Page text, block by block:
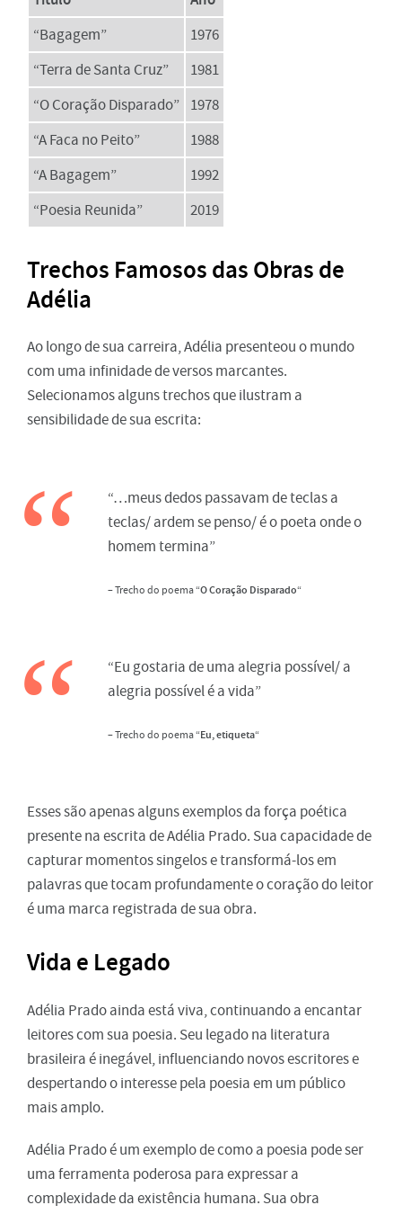
“Bagagem”
1976
“Terra de Santa Cruz”
1981
“O Coração Disparado”
1978
“A Faca no Peito”
1988
“A Bagagem”
1992
“Poesia Reunida”
2019
Trechos Famosos das Obras de
Adélia
Ao longo de sua carreira, Adélia presenteou o mundo
com uma infinidade de versos marcantes.
Selecionamos alguns trechos que ilustram a
sensibilidade de sua escrita:
“…meus dedos passavam de teclas a
teclas/ ardem se penso/ é o poeta onde o
homem termina”
– Trecho do poema “O Coração Disparado“
“Eu gostaria de uma alegria possível/ a
alegria possível é a vida”
– Trecho do poema “Eu, etiqueta“
Esses são apenas alguns exemplos da força poética
presente na escrita de Adélia Prado. Sua capacidade de
capturar momentos singelos e transformá-los em
palavras que tocam profundamente o coração do leitor
é uma marca registrada de sua obra.
Vida e Legado
Adélia Prado ainda está viva, continuando a encantar
leitores com sua poesia. Seu legado na literatura
brasileira é inegável, influenciando novos escritores e
despertando o interesse pela poesia em um público
mais amplo.
Adélia Prado é um exemplo de como a poesia pode ser
uma ferramenta poderosa para expressar a
complexidade da existência humana. Sua obra